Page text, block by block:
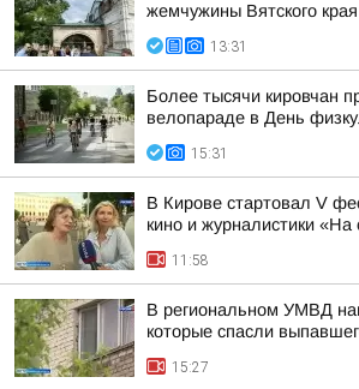
жемчужины Вятского края
13:31
Более тысячи кировчан
велопараде в День
15:31
В Кирове стартовал V
кино и журналистики
11:58
В региональном УМВД
которые спасли
15:27